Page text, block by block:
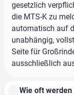
gesetzlich
die MTS-K zu
automatisch auf
unabhängig,
Seite für
ausschließlich
Wie oft